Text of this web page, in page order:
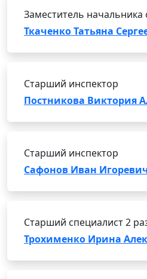
Заместитель начальника
Ткаченко Татьяна
Старший инспектор
Постникова Виктория
Старший инспектор
Сафонов Иван
Старший специалист 2
Трохименко Ирина